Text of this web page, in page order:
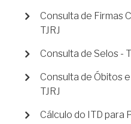
Consulta de Firmas
TJRJ
Consulta de Selos -
Consulta de Óbitos
TJRJ
Cálculo do ITD para